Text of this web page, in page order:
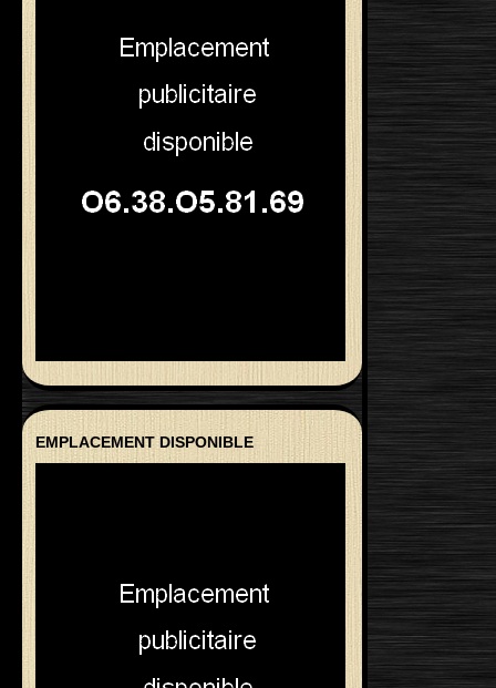
EMPLACEMENT DISPONIBLE